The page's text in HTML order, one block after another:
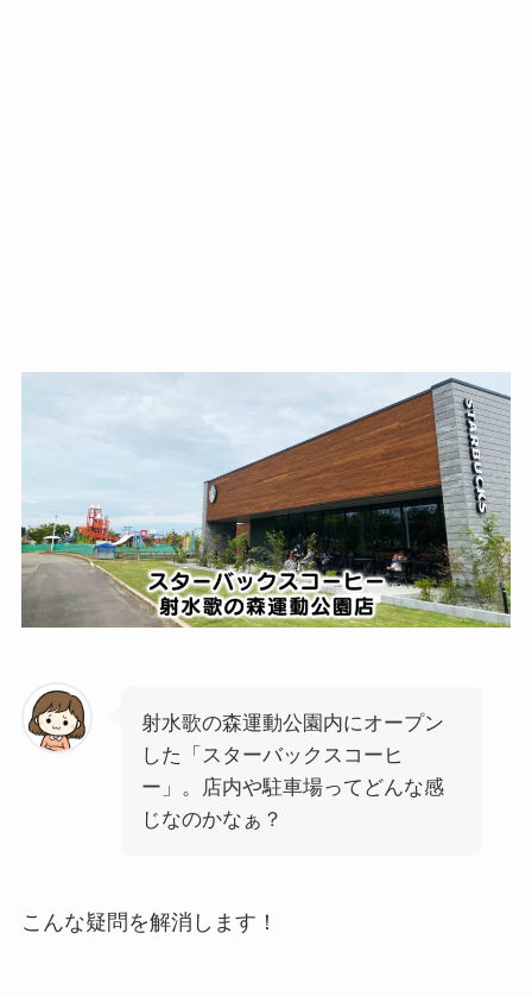
射水歌の森運動公園内にオープン
した「スターバックスコーヒ
ー」。店内や駐車場ってどんな感
じなのかなぁ？
こんな疑問を解消します！